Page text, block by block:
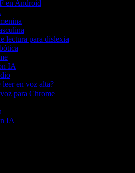
en Android
lectura para dislexia
IA
en voz alta?
para Chrome
IA